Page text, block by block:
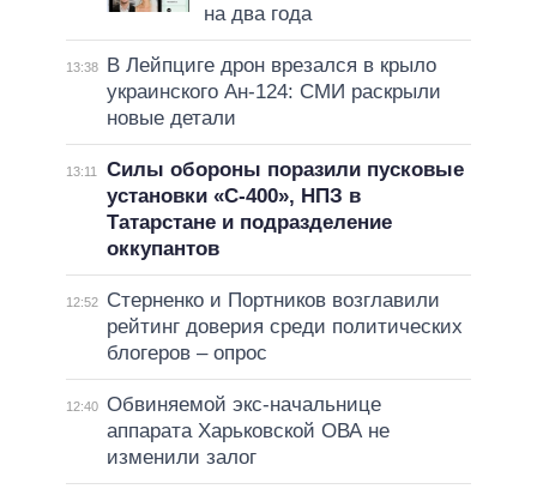
на два года
13:38
В Лейпциге дрон врезался в крыло
украинского Ан-124: СМИ раскрыли
новые детали
13:11
Силы обороны поразили пусковые
установки «С-400», НПЗ в
Татарстане и подразделение
оккупантов
12:52
Стерненко и Портников возглавили
рейтинг доверия среди политических
блогеров – опрос
12:40 Обвиняемой экс-начальнице
аппарата Харьковской ОВА не
изменили залог